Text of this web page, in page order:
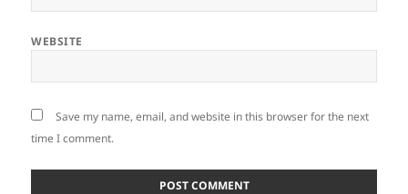
WEBSITE
Save my name, email, and website in this browser for the next
time I comment.